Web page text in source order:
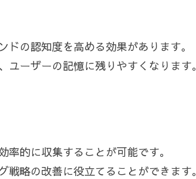
の認知度を高める効果があります。
ーザーの記憶に残りやすくなります。
的に収集することが可能です。
略の改善に役立てることができます。